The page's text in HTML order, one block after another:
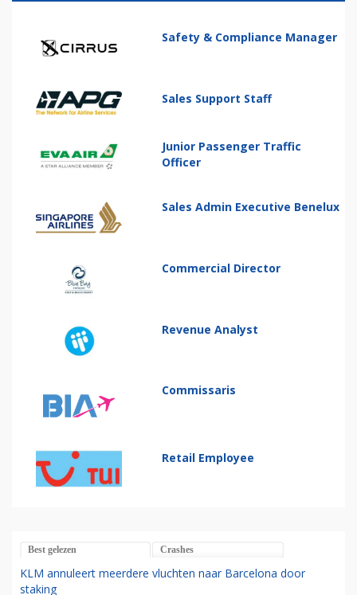
Safety & Compliance Manager
Sales Support Staff
Junior Passenger Traffic
Officer
Sales Admin Executive Benelux
Commercial Director
Revenue Analyst
Commissaris
Retail Employee
Best gelezen Crashes
KLM annuleert meerdere vluchten naar Barcelona door
staking